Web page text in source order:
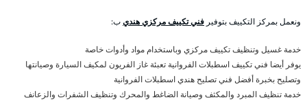
ونعمل بمركز التكييف بتوفير فني تكييف مركزي هنديب:
خدمة غسيل وتنظيف تكييف مركزي وباستخدام مواد وأدوات خاصة
يوفر أيضا فني تكييف اسطبلات الفروانية تعبئة غاز الفريون لمكيف السيارة وصيانتها
وتصليح بخبرة أفضل فني تصليح هندي اسطبلات الفروانية
خدمة تنظيف المبرد والمكثف وصيانة الضاغط والمحرك وتنظيف الشفرات والزعانف